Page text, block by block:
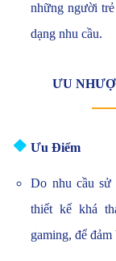
những người
dạng nhu cầu.
ƯU
❖ Ưu Điểm
Do nhu cầu sử
thiết kế khá
gaming, để